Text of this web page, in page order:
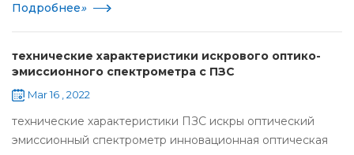
Подробнее»
технические характеристики искрового оптико-
эмиссионного спектрометра с ПЗС
Mar 16 , 2022
технические характеристики ПЗС искры оптический
эмиссионный спектрометр инновационная оптическая